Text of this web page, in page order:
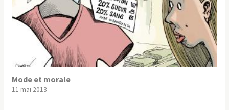
Mode et morale
11 mai 2013